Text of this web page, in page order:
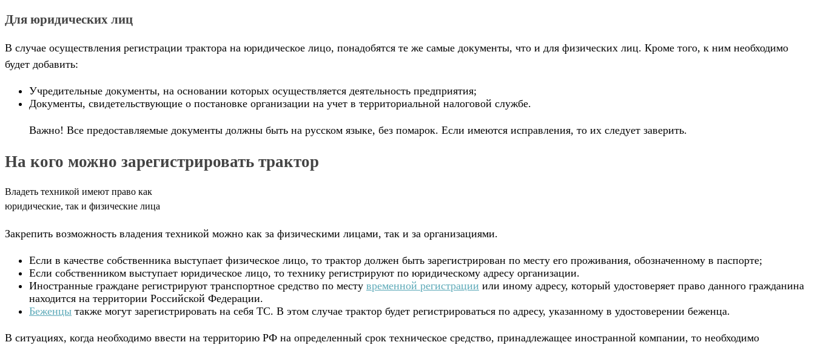
Для юридических лиц
В случае осуществления регистрации трактора на юридическое лицо, понадобятся те же самые документы, что и для физических лиц. Кроме того, к ним необходимо
будет добавить:
Учредительные документы, на основании которых осуществляется деятельность предприятия;
Документы, свидетельствующие о постановке организации на учет в территориальной налоговой службе.
Важно! Все предоставляемые документы должны быть на русском языке, без помарок. Если имеются исправления, то их следует заверить.
На кого можно зарегистрировать трактор
Владеть техникой имеют право как
юридические, так и физические лица
Закрепить возможность владения техникой можно как за физическими лицами, так и за организациями.
Если в качестве собственника выступает физическое лицо, то трактор должен быть зарегистрирован по месту его проживания, обозначенному в паспорте;
Если собственником выступает юридическое лицо, то технику регистрируют по юридическому адресу организации.
Иностранные граждане регистрируют транспортное средство по месту временной регистрации или иному адресу, который удостоверяет право данного гражданина
находится на территории Российской Федерации.
Беженцы также могут зарегистрировать на себя ТС. В этом случае трактор будет регистрироваться по адресу, указанному в удостоверении беженца.
В ситуациях, когда необходимо ввести на территорию РФ на определенный срок техническое средство, принадлежащее иностранной компании, то необходимо